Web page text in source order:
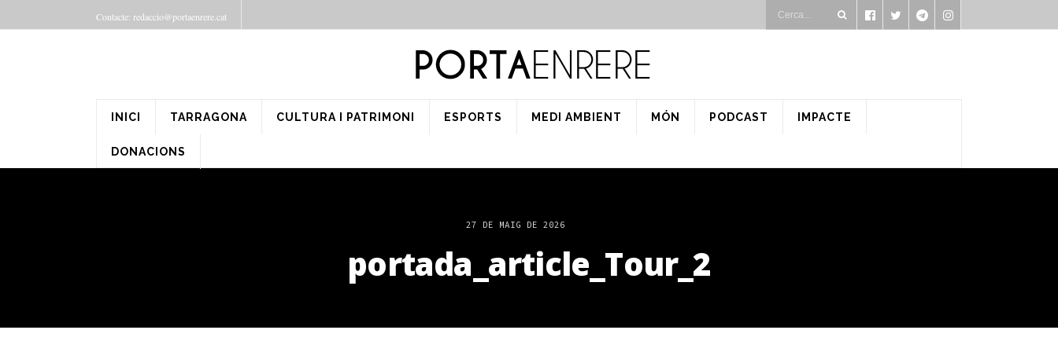
Contacte: redaccio@portaenrere.cat
INICI TARRAGONA CULTURA I PATRIMONI ESPORTS MEDI AMBIENT MÓN PODCAST IMPACTE
DONACIONS
27 DE MAIG DE 2026
portada_article_Tour_2